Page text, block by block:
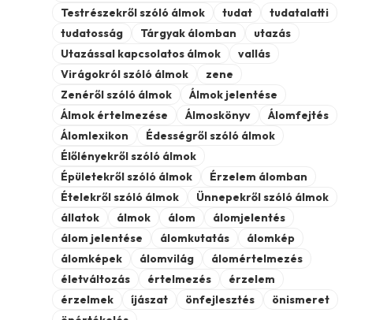
Testrészekről szóló álmok
tudat
tudatalatti
tudatosság
Tárgyak álomban
utazás
Utazással kapcsolatos álmok
vallás
Virágokról szóló álmok
zene
Zenéről szóló álmok
Álmok jelentése
Álmok értelmezése
Álmoskönyv
Álomfejtés
Álomlexikon
Édességről szóló álmok
Élőlényekről szóló álmok
Épületekről szóló álmok
Érzelem álomban
Ételekről szóló álmok
Ünnepekről szóló álmok
állatok
álmok álom
álomjelentés
álom jelentése
álomkutatás
álomkép
álomképek
álomvilág
álomértelmezés
életváltozás
értelmezés
érzelem
érzelmek
íjászat önfejlesztés
önismeret